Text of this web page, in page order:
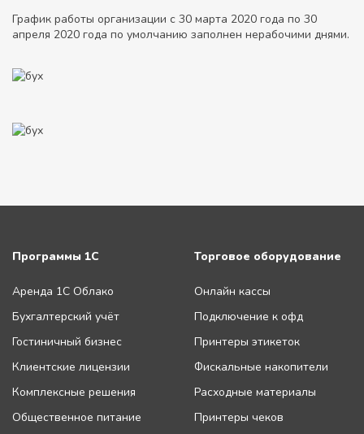
График работы организации с 30 марта 2020 года по 30
апреля 2020 года по умолчанию заполнен нерабочими днями.
Программы 1С
Аренда 1С Облако
Бухгалтерский учёт
Гостиничный бизнес
Клиентские лицензии
Комплексные решения
Общественное питание
Торговое оборудование
Онлайн кассы
Подключение к офд
Принтеры этикеток
Фискальные накопители
Расходные материалы
Принтеры чеков